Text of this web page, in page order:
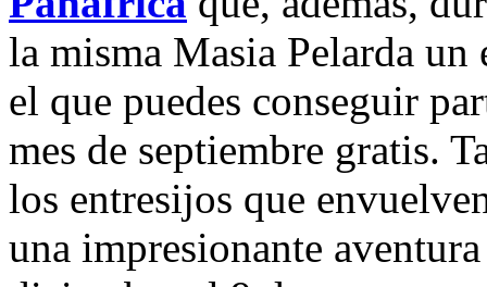
la misma Masia Pelarda
el que puedes conseguir
mes de septiembre gratis.
los entresijos que
una impresionante